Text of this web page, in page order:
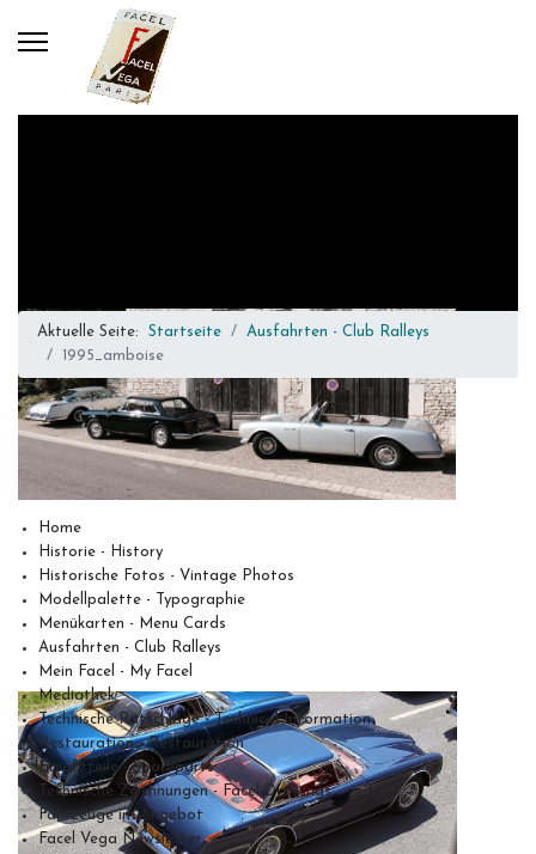
Aktuelle Seite: Startseite
Ausfahrten - Club Ralleys
1995_amboise
Home
Historie - History
Historische Fotos - Vintage Photos
Modellpalette - Typographie
Menükarten - Menu Cards
Ausfahrten - Club Ralleys
Mein Facel - My Facel
Mediathek
Technische Ratschläge - Technical Information
Restauration - Restauration
Ersatzteile - Spareparts
Technische Zeichnungen - Facel Drawings
Fahrzeuge im Angebot
Facel Vega Newsletter